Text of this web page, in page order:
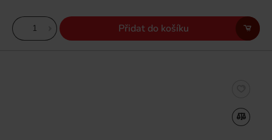
Přidat do košíku